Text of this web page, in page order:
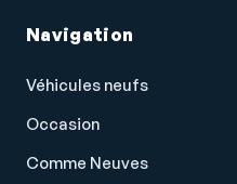
Navigation
Véhicules neufs
Occasion
Comme Neuves